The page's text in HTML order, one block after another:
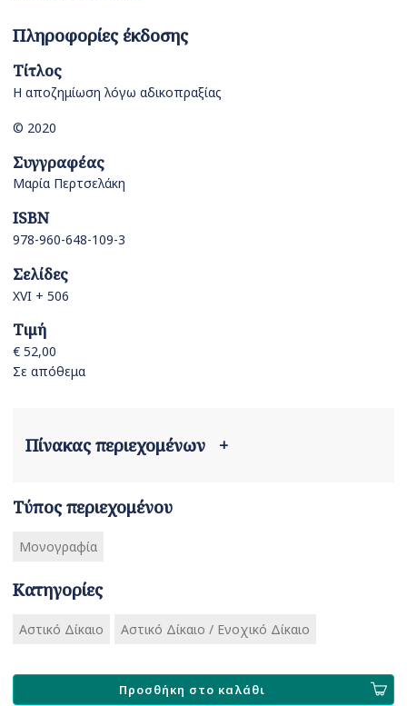
Πληροφορίες έκδοσης
Τίτλος
Η αποζημίωση λόγω αδικοπραξίας
© 2020
Συγγραφέας
Μαρία Περτσελάκη
ISBN
978-960-648-109-3
Σελίδες
XVI + 506
Τιμή
€ 52,00
Σε απόθεμα
Πίνακας περιεχομένων +
Τύπος περιεχομένου
Μονογραφία
Κατηγορίες
Αστικό Δίκαιο Αστικό Δίκαιο / Ενοχικό Δίκαιο
Προσθήκη στο καλάθι